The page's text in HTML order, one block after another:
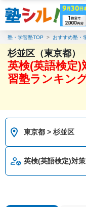
塾・学習塾TOP おすすめ塾・
杉並区（東京都）
英検(英語検定
習塾ランキン
東京都 > 杉並区
英検(英語検定)対策